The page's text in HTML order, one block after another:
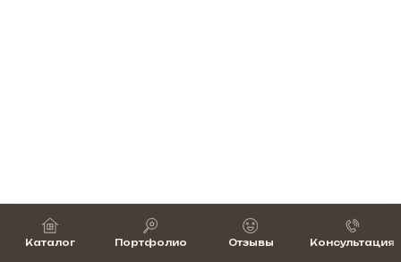
Каталог Портфолио Отзывы Консультация